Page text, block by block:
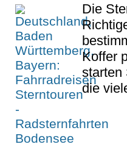
Die
Koffer
starten
die